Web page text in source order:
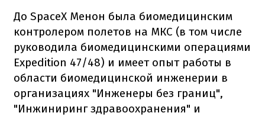
До SpaceX Менон была биомедицинским
контролером полетов на МКС (в том числе
руководила биомедицинскими операциями
Expedition 47/48) и имеет опыт работы в
области биомедицинской инженерии в
организациях "Инженеры без границ",
"Инжиниринг здравоохранения" и